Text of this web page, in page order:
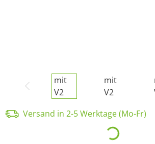
Versand in 2-5 Werktage (Mo-Fr)
Loading...